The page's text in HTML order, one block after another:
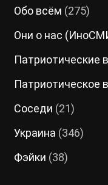
Обо всём (275)
Они о нас
Патриотические
Патриотическое
Соседи (21)
Украина (346)
Фэйки (38)